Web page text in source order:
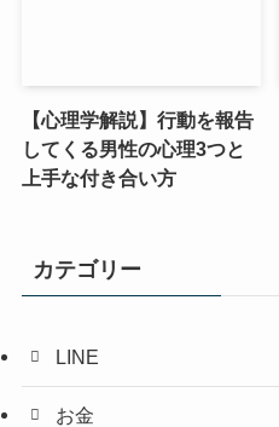
【心理学解説】行動を報告
してくる男性の心理3つと
上手な付き合い方
カテゴリー
LINE
お金